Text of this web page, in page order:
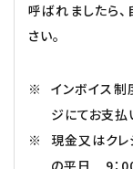
呼ばれましたら
さい。
インボイス
ジにてお支払
現金又はクレ
の平日 9：00